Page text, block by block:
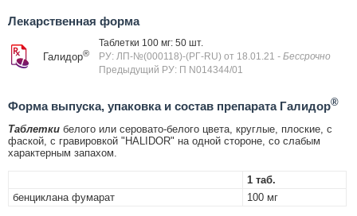
Лекарственная форма
Галидор®
Таблетки 100 мг: 50 шт.
РУ: ЛП-№(000118)-(РГ-RU) от 18.01.21 - Бессрочно
Предыдущий РУ: П N014344/01
Форма выпуска, упаковка и состав препарата Галидор®
Таблетки белого или серовато-белого цвета, круглые, плоские, с
фаской, с гравировкой "HALIDOR" на одной стороне, со слабым
характерным запахом.
1 таб.
бенциклана фумарат
100 мг